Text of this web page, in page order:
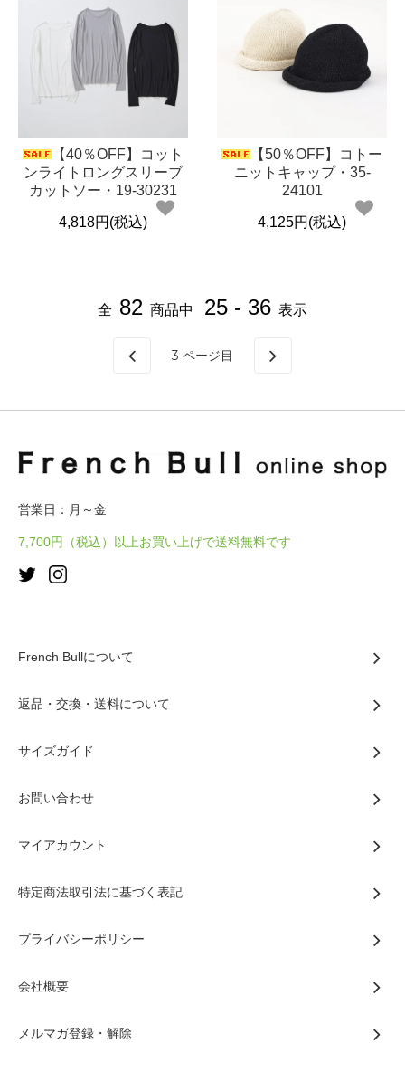
【40％OFF】コット
ンライトロングスリーブ
カットソー・19-30231
4,818円(税込)
【50％OFF】コトー
ニットキャップ・35-
24101
4,125円(税込)
全 82 商品中 25 - 36 表示
3 ページ目
営業日：月～金
7,700円（税込）以上お買い上げで送料無料です
French Bullについて
返品・交換・送料について
サイズガイド
お問い合わせ
マイアカウント
特定商法取引法に基づく表記
プライバシーポリシー
会社概要
メルマガ登録・解除